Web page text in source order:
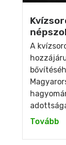
A
Tovább